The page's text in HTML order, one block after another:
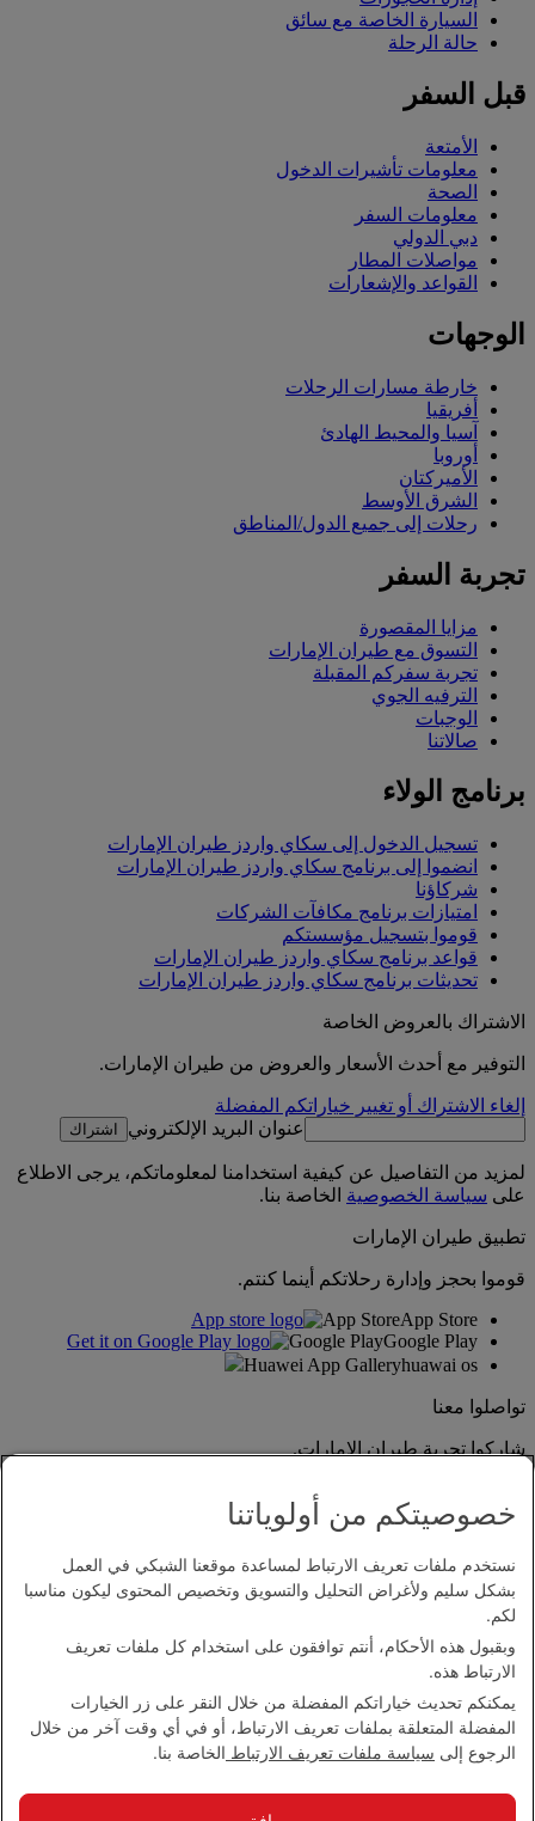
السيارة الخاصة مع سائق
حالة الرحلة
قبل السفر
الأمتعة
معلومات تأشيرات الدخول
الصحة
معلومات السفر
دبي الدولي
مواصلات المطار
القواعد والإشعارات
الوجهات
خارطة مسارات الرحلات
أفريقيا
آسيا والمحيط الهادئ
أوروبا
الأميركتان
الشرق الأوسط
رحلات إلى جميع الدول/المناطق
تجربة السفر
مزايا المقصورة
التسوق مع طيران الإمارات
تجربة سفركم المقبلة
الترفيه الجوي
الوجبات
صالاتنا
برنامج الولاء
تسجيل الدخول إلى سكاي واردز طيران الإمارات
انضموا إلى برنامج سكاي واردز طيران الإمارات
شركاؤنا
امتيازات برنامج مكافآت الشركات
قوموا بتسجيل مؤسستكم
قواعد برنامج سكاي واردز طيران الإمارات
تحديثات برنامج سكاي واردز طيران الإمارات
الاشتراك بالعروض الخاصة
التوفير مع أحدث الأسعار والعروض من طيران الإمارات.
إلغاء الاشتراك أو تغيير خياراتكم المفضلة
عنوان البريد الإلكتروني
اشتراك
لمزيد من التفاصيل عن كيفية استخدامنا لمعلوماتكم، يرجى الاطلاع
على سياسة الخصوصية الخاصة بنا.
تطبيق طيران الإمارات
قوموا بحجز وإدارة رحلاتكم أينما كنتم.
App StoreApp Store
Google PlayGoogle Play
Huawei App Galleryhuawai os
تواصلوا معنا
شاركوا تجربة طيران الإمارات.
بيان إمكانية الدخول
اتصل بنا
سياسة الخصوصية
الشروط والأحكام
سياسة ملفات تعريف الارتباط
بيان الشفافية بموجب قانون مكافحة العبودية الحديثة
خصوصيتكم من أولوياتنا
نستخدم ملفات تعريف الارتباط لمساعدة موقعنا الشبكي في العمل
بشكل سليم ولأغراض التحليل والتسويق وتخصيص المحتوى ليكون مناسبا
لكم.
وبقبول هذه الأحكام، أنتم توافقون على استخدام كل ملفات تعريف
الارتباط هذه.
يمكنكم تحديث خياراتكم المفضلة من خلال النقر على زر الخيارات
المفضلة المتعلقة بملفات تعريف الارتباط، أو في أي وقت آخر من خلال
الرجوع إلى سياسة ملفات تعريف الارتباط الخاصة بنا.